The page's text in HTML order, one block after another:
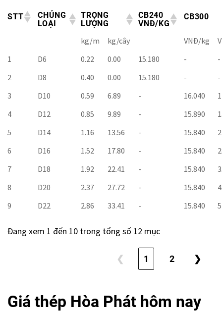
STT
CHỦNG
LOẠI
TRỌNG
LƯỢNG
CB240
VNĐ/KG
CB300
kg/m kg/cây VNĐ/kg
1
D6 0.22 0.00 15.180 -
-
2
D8 0.40 0.00 15.180 -
-
3
D10 0.59 6.89 - 16.040
4
D12 0.85 9.89 - 15.890
5
D14 1.16 13.56 - 15.840
6
D16 1.52 17.80 - 15.840
7
D18 1.92 22.41 - 15.840
8
D20 2.37 27.72 - 15.840
9
D22 2.86 33.41 - 15.840
Đang xem 1 đến 10 trong tổng số 12 mục
❮ 1 2 ❯
Giá thép Hòa Phát hôm nay